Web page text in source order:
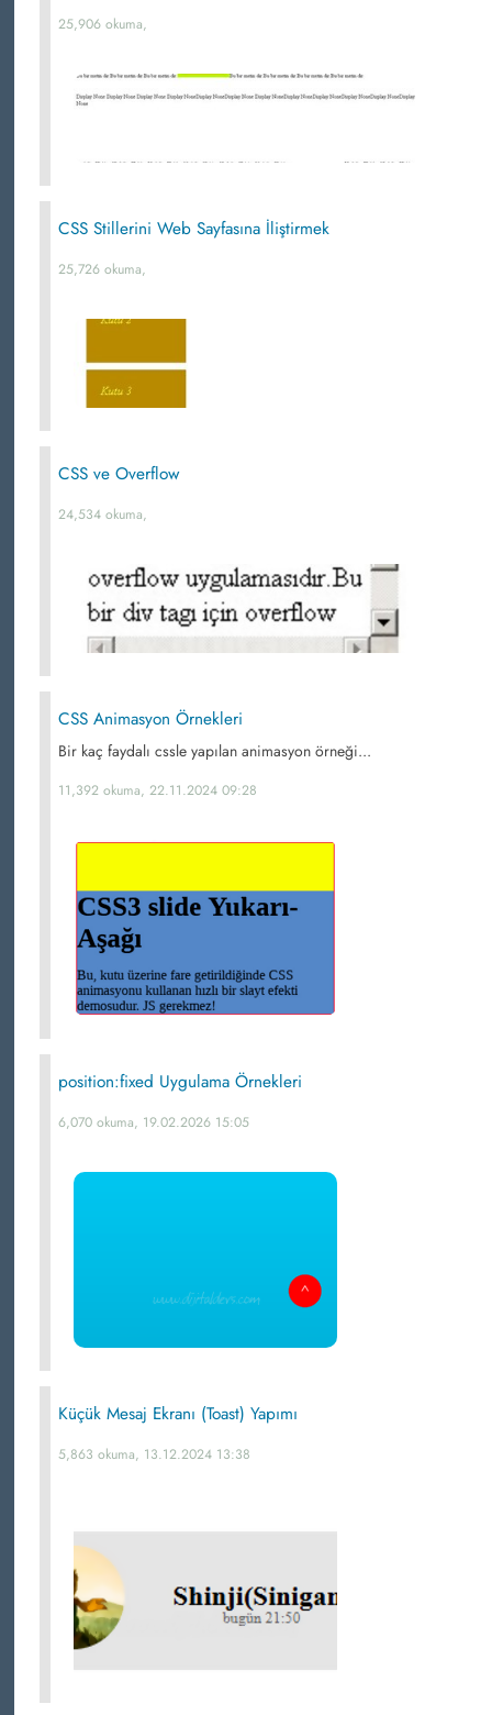
25,906 okuma,
CSS Stillerini Web Sayfasına İliştirmek
25,726 okuma,
CSS ve Overflow
24,534 okuma,
CSS Animasyon Örnekleri
Bir kaç faydalı cssle yapılan animasyon örneği...
11,392 okuma, 22.11.2024 09:28
position:fixed Uygulama Örnekleri
6,070 okuma, 19.02.2026 15:05
Küçük Mesaj Ekranı (Toast) Yapımı
5,863 okuma, 13.12.2024 13:38